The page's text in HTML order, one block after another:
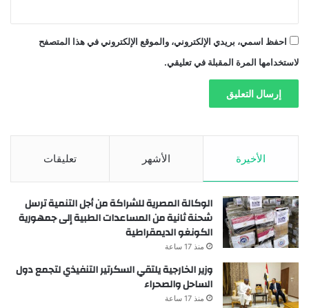
احفظ اسمي، بريدي الإلكتروني، والموقع الإلكتروني في هذا المتصفح
لاستخدامها المرة المقبلة في تعليقي.
الأخيرة الأشهر تعليقات
الوكالة المصرية للشراكة من أجل التنمية ترسل
شحنة ثانية من المساعدات الطبية إلى جمهورية
الكونغو الديمقراطية
منذ 17 ساعة
وزير الخارجية يلتقي السكرتير التنفيذي لتجمع دول
الساحل والصحراء
منذ 17 ساعة